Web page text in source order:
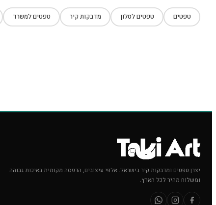
טפטים טפטים לסלון מדבקות קיר טפטים למשרד
יצרן טפטים ומדבקות קיר בישראל. אלפי עיצובים, הדפסה מקומית באיכות גבוהה
ומשלוח מהיר לכל הארץ.